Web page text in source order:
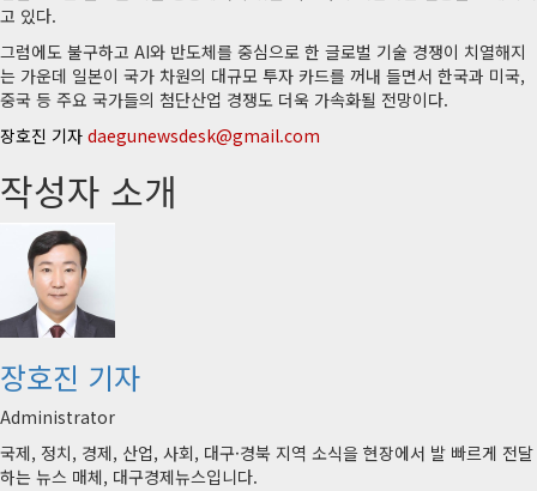
고 있다.
그럼에도 불구하고 AI와 반도체를 중심으로 한 글로벌 기술 경쟁이 치열해지
는 가운데 일본이 국가 차원의 대규모 투자 카드를 꺼내 들면서 한국과 미국,
중국 등 주요 국가들의 첨단산업 경쟁도 더욱 가속화될 전망이다.
장호진 기자 daegunewsdesk@gmail.com
작성자 소개
장호진 기자
Administrator
국제, 정치, 경제, 산업, 사회, 대구·경북 지역 소식을 현장에서 발 빠르게 전달
하는 뉴스 매체, 대구경제뉴스입니다.